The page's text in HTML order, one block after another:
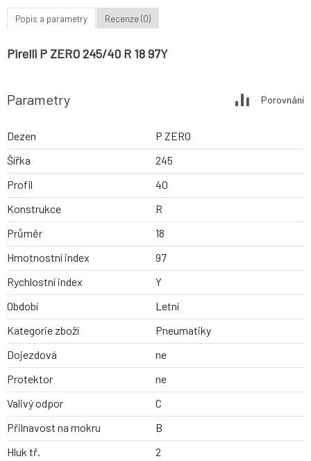
Popis a parametry Recenze (0)
Pirelli P ZERO 245/40 R 18 97Y
Parametry Porovnání
Dezen
P ZERO
Šířka
245
Profil
40
Konstrukce
R
Průměr
18
Hmotnostní index
97
Rychlostní index
Y
Období
Letní
Kategorie zboží
Pneumatiky
Dojezdová
ne
Protektor
ne
Valivý odpor
C
Přilnavost na mokru
B
Hluk tř.
2